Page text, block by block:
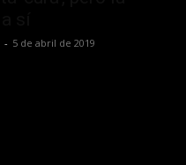
- 5 de abril de 2019